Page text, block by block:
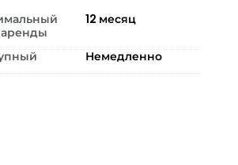
12 месяц
Немедленно